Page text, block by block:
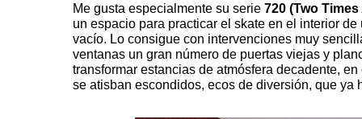
Me gusta especialmente su serie 720 (Two
un espacio para practicar el skate en el interior
vacío. Lo consigue con intervenciones muy
ventanas un gran número de puertas viejas y
transformar estancias de atmósfera decadente,
se atisban escondidos, ecos de diversión, que ya